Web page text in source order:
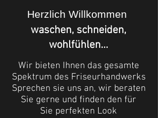
Herzlich Willkommen
waschen, schneiden,
wohlfühlen...
Wir bieten Ihnen das gesamte
Spektrum des Friseurhandwerks
Sprechen sie uns an, wir beraten
Sie gerne und finden den für
Sie perfekten Look